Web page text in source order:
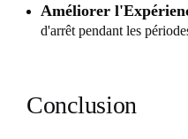
Améliorer
d'arrêt pendant les
Conclusion